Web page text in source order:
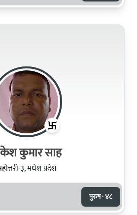
कुमार साह
३, मधेश प्रदेश
पुरुष · ४८